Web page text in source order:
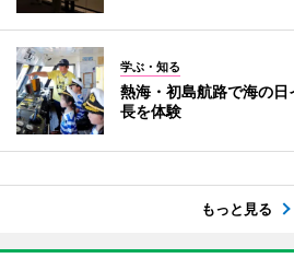
学ぶ・知る
熱海・初島航路で海の
長を体験
もっと見る